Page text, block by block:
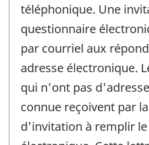
téléphonique. Une
questionnaire
par courriel aux
adresse électronique.
qui n'ont pas
connue reçoivent par
d'invitation à remplir